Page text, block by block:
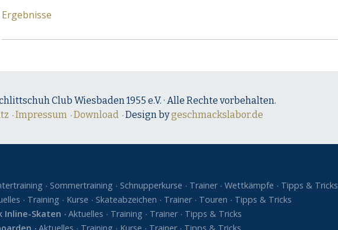
Ergebnisse
Club Wiesbaden 1955 e.V. · Alle Rechte vorbehalten.
Impressum Download Design bygeschmackslabor.de
Sommertraining Schnupperkurse Trainer Wettkämpfe
Tipps & Tricks
Training Kurse Skateabzeichen Trainer Touren
Tipps & Tricks
Inline-Skaten
Aktuelles Training Trainer
Tipps & Tricks
Aktuelles Training Kurse Trainer Tipps & Tricks